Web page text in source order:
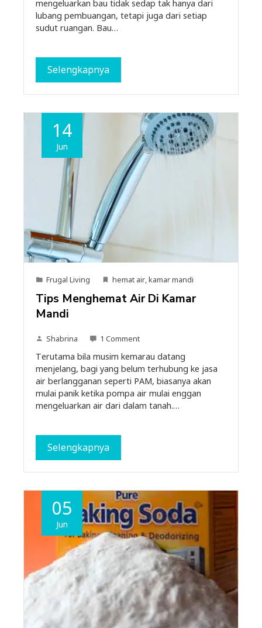
mengeluarkan bau tidak sedap tak hanya dari
lubang pembuangan, tetapi juga dari setiap
sudut ruangan. Bau…
Selengkapnya
14
Jun
Frugal Living hemat air,kamar mandi
Tips Menghemat Air Di Kamar
Mandi
Shabrina 1 Comment
Terutama bila musim kemarau datang
menjelang, bagi yang belum terhubung ke jasa
air berlangganan seperti PAM, biasanya akan
mulai panik ketika pompa air mulai enggan
mengeluarkan air dari dalam tanah.…
Selengkapnya
05
Jun